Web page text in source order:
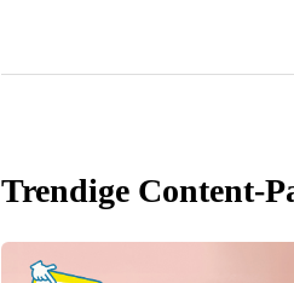
Trendige Content-